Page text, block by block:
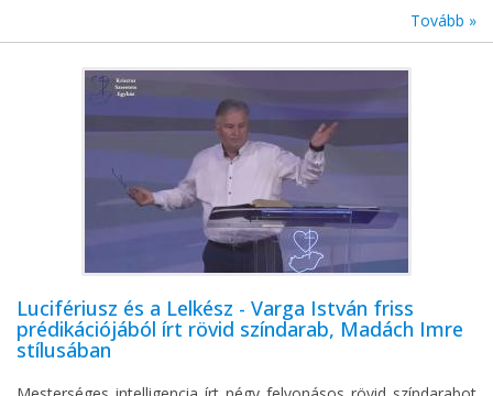
Tovább »
Lucifériusz és a Lelkész - Varga István friss
prédikációjából írt rövid színdarab, Madách Imre
stílusában